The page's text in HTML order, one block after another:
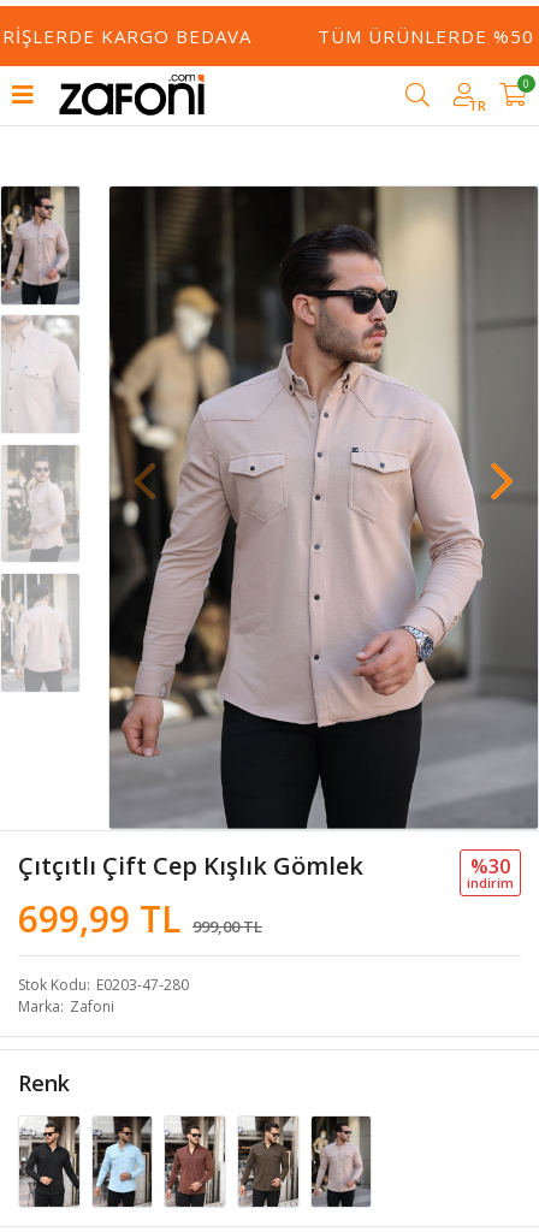
KARGO BEDAVA TÜM ÜRÜNLERDE %50
TR
0
Çıtçıtlı Çift Cep Kışlık Gömlek
699,99 TL 999,00 TL
%30
i̇ndi̇ri̇m
Stok Kodu E0203-47-280
Marka Zafoni
Renk